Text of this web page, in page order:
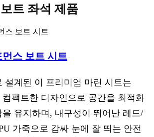
트 좌석 제품
스 보트 시트
설계된 이 프리미엄 마린 시트는
컴팩트한 디자인으로 공간을 최적화
유지하며, 내구성이 뛰어난 레드/
가죽으로 감싸 눈에 잘 띄는 안전